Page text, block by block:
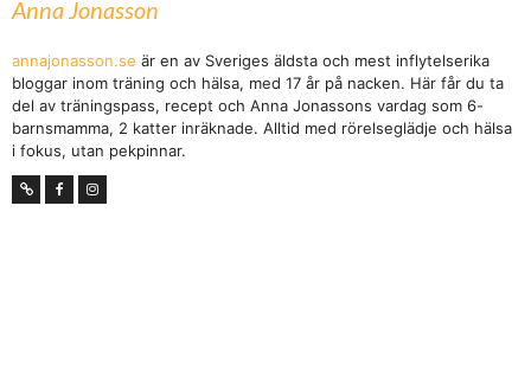
Anna Jonasson
annajonasson.se är en av Sveriges äldsta och mest inflytelserika
bloggar inom träning och hälsa, med 17 år på nacken. Här får du ta
del av träningspass, recept och Anna Jonassons vardag som 6-
barnsmamma, 2 katter inräknade. Alltid med rörelseglädje och hälsa
i fokus, utan pekpinnar.